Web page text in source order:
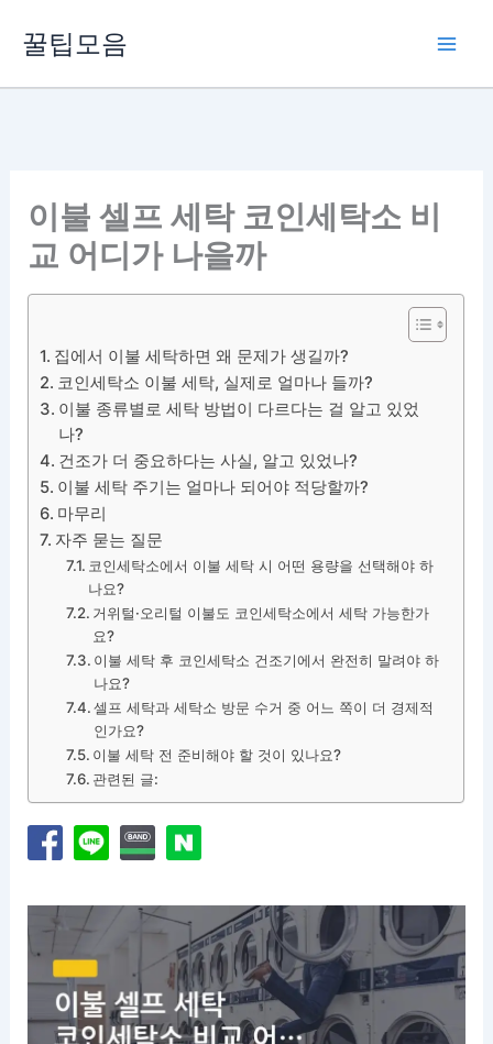
꿀팁모음
이불 셀프 세탁 코인세탁소 비
교 어디가 나을까
집에서 이불 세탁하면 왜 문제가 생길까?
코인세탁소 이불 세탁, 실제로 얼마나 들까?
이불 종류별로 세탁 방법이 다르다는 걸 알고 있었
나?
건조가 더 중요하다는 사실, 알고 있었나?
이불 세탁 주기는 얼마나 되어야 적당할까?
마무리
자주 묻는 질문
코인세탁소에서 이불 세탁 시 어떤 용량을 선택해야 하
나요?
거위털·오리털 이불도 코인세탁소에서 세탁 가능한가
요?
이불 세탁 후 코인세탁소 건조기에서 완전히 말려야 하
나요?
셀프 세탁과 세탁소 방문 수거 중 어느 쪽이 더 경제적
인가요?
이불 세탁 전 준비해야 할 것이 있나요?
관련된 글: